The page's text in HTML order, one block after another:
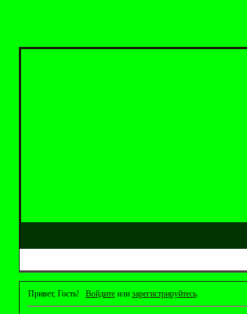
Привет, Гость! Войдитеили зарегистрируйтесь.